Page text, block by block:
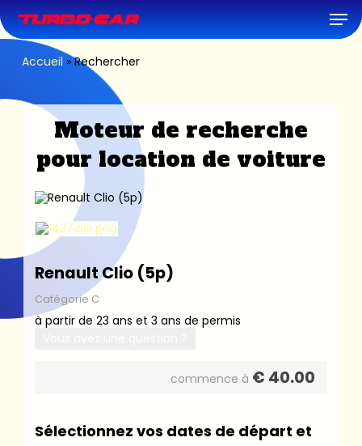
to
main
content
Accueil »Rechercher
Moteur de recherche
pour location de voiture
Renault Clio (5p)
Catégorie C
à partir de 23 ans et 3 ans de permis
commence à € 40.00
Sélectionnez vos dates de départ et